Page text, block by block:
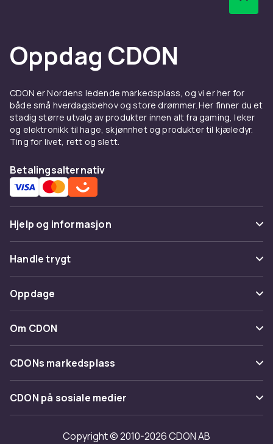
Oppdag CDON
CDON er Nordens ledende markedsplass, og vi er her for
både små hverdagsbehov og store drømmer. Her finner du et
stadig større utvalg av produkter innen alt fra gaming, leker
og elektronikk til hage, skjønnhet og produkter til kjæledyr.
Ting for livet, rett og slett.
Betalingsalternativ
Hjelp og informasjon
Vanlige spørsmål
Spor pakke
Angre & returner her
Kontakt oss
Handle trygt
Betaling
Levering
Tilbakekallinger
Oppdage
Kategorier
Varemerker
Om CDON
Om oss
Kundeanmeldelser
Jobbe på CDON
Investor relations
CDONs markedsplass
Merchant Help Center
CDON på sosiale medier
Copyright © 2010-2026 CDON AB